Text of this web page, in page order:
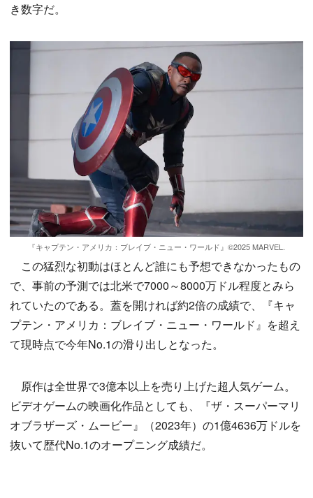
き数字だ。
『キャプテン・アメリカ：ブレイブ・ニュー・ワールド』©2025 MARVEL.
この猛烈な初動はほとんど誰にも予想できなかったもの
で、事前の予測では北米で7000～8000万ドル程度とみら
れていたのである。蓋を開ければ約2倍の成績で、『キャ
プテン・アメリカ：ブレイブ・ニュー・ワールド』を超え
て現時点で今年No.1の滑り出しとなった。
原作は全世界で3億本以上を売り上げた超人気ゲーム。
ビデオゲームの映画化作品としても、『ザ・スーパーマリ
オブラザーズ・ムービー』（2023年）の1億4636万ドルを
抜いて歴代No.1のオープニング成績だ。